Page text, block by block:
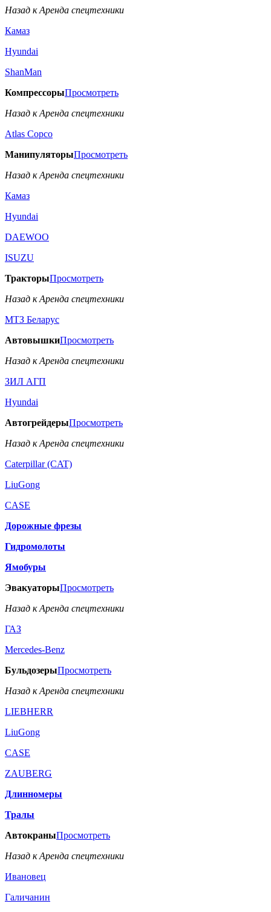
Назад к Аренда спецтехники
Камаз
Hyundai
ShanMan
КомпрессорыПросмотреть
Назад к Аренда спецтехники
Аtlas Copco
МанипуляторыПросмотреть
Назад к Аренда спецтехники
Камаз
Hyundai
DAEWOO
ISUZU
ТракторыПросмотреть
Назад к Аренда спецтехники
МТЗ Беларус
АвтовышкиПросмотреть
Назад к Аренда спецтехники
ЗИЛ АГП
Hyundai
АвтогрейдерыПросмотреть
Назад к Аренда спецтехники
Caterpillar (CAT)
LiuGong
CASE
Дорожные фрезы
Гидромолоты
Ямобуры
ЭвакуаторыПросмотреть
Назад к Аренда спецтехники
ГАЗ
Mercedes-Benz
БульдозерыПросмотреть
Назад к Аренда спецтехники
LIEBHERR
LiuGong
CASE
ZAUBERG
Длинномеры
Тралы
АвтокраныПросмотреть
Назад к Аренда спецтехники
Ивановец
Галичанин